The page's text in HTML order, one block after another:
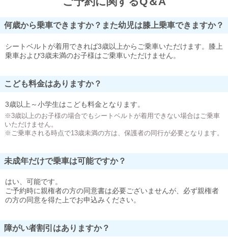
何歳から乗車できますか？また幼児は膝上乗車できますか？
シートベルトが着用できれば3歳以上からご乗車いただけます。膝上
乗車および3歳未満のお子様はご乗車いただけません。
こども料金はありますか？
3歳以上～小学生はこども料金となります。
※3歳以上のお子様の場合でもシートベルトが着用できない場合はご乗車
いただけません。
※ご乗車される時点で13歳未満の方は、保護者の同行が必要となります。
未成年だけで乗車は可能ですか？
はい、可能です。
ご予約時に親権者の方の同意書は必要ございませんが、必ず親権者
の方の同意を得た上でお申込みください。
障がい者割引はありますか？